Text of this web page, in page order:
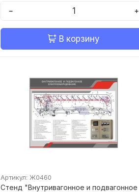
− +
В корзину
Артикул: Ж0460
Стенд "Внутривагонное и подвагонное